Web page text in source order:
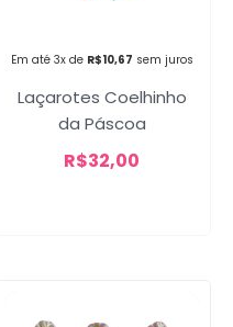
Em até 3x de R$10,67 sem juros
Laçarotes Coelhinho
da Páscoa
R$32,00